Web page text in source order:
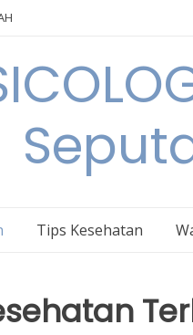
Tips Kesehatan